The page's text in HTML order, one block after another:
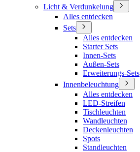
Licht & Verdunkelung
Alles entdecken
Sets
Alles entdecken
Starter Sets
Innen-Sets
Außen-Sets
Erweiterungs-Sets
Innenbeleuchtung
Alles entdecken
LED-Streifen
Tischleuchten
Wandleuchten
Deckenleuchten
Spots
Standleuchten